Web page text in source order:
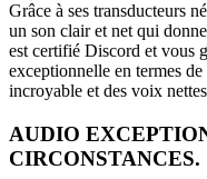
Grâce à ses transducteurs
un son clair et net qui
est certifié Discord et vous
exceptionnelle en termes
incroyable et des voix
AUDIO
CIRCONSTANCES.